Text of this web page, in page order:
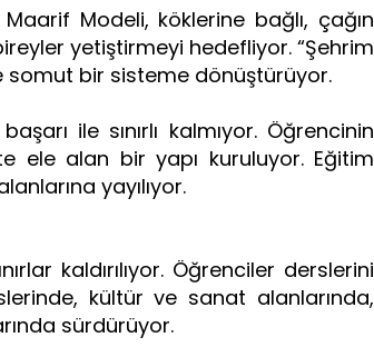
Modeli, köklerine bağlı, çağın
yetiştirmeyi hedefliyor. “Şehrim
somut bir sisteme dönüştürüyor.
ile sınırlı kalmıyor. Öğrencinin
ele alan bir yapı kuruluyor. Eğitim
yayılıyor.
kaldırılıyor. Öğrenciler derslerini
kültür ve sanat alanlarında,
sürdürüyor.